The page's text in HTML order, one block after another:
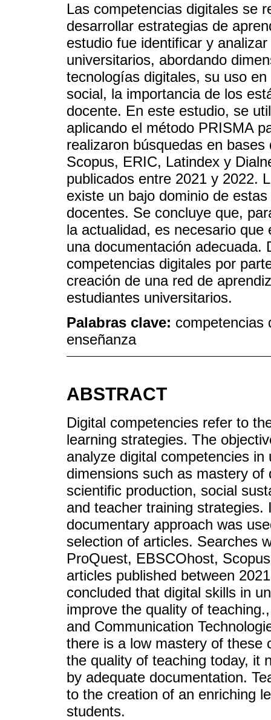
Las competencias digitales se
desarrollar estrategias de
estudio fue identificar y
universitarios, abordando
tecnologías digitales, su uso
social, la importancia de los
docente. En este estudio, se
aplicando el método PRISMA
realizaron búsquedas en
Scopus, ERIC, Latindex y
publicados entre 2021 y 2022.
existe un bajo dominio de
docentes. Se concluye que,
la actualidad, es necesario
una documentación adecuada.
competencias digitales por
creación de una red de
estudiantes universitarios.
Palabras clave: competencias
enseñanza
ABSTRACT
Digital competencies refer to
learning strategies. The
analyze digital competencies
dimensions such as mastery
scientific production, social
and teacher training
documentary approach was
selection of articles. Searches
ProQuest, EBSCOhost,
articles published between
concluded that digital skills in
improve the quality of
and Communication
there is a low mastery of these
the quality of teaching today, it
by adequate documentation.
to the creation of an enriching
students.